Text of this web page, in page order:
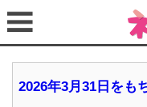
2026年3月31日をも